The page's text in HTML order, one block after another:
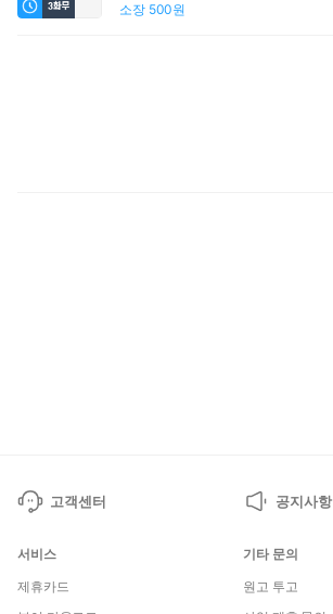
소장 500원
고객센터 공지사항
서비스
제휴카드
기타 문의
원고 투고